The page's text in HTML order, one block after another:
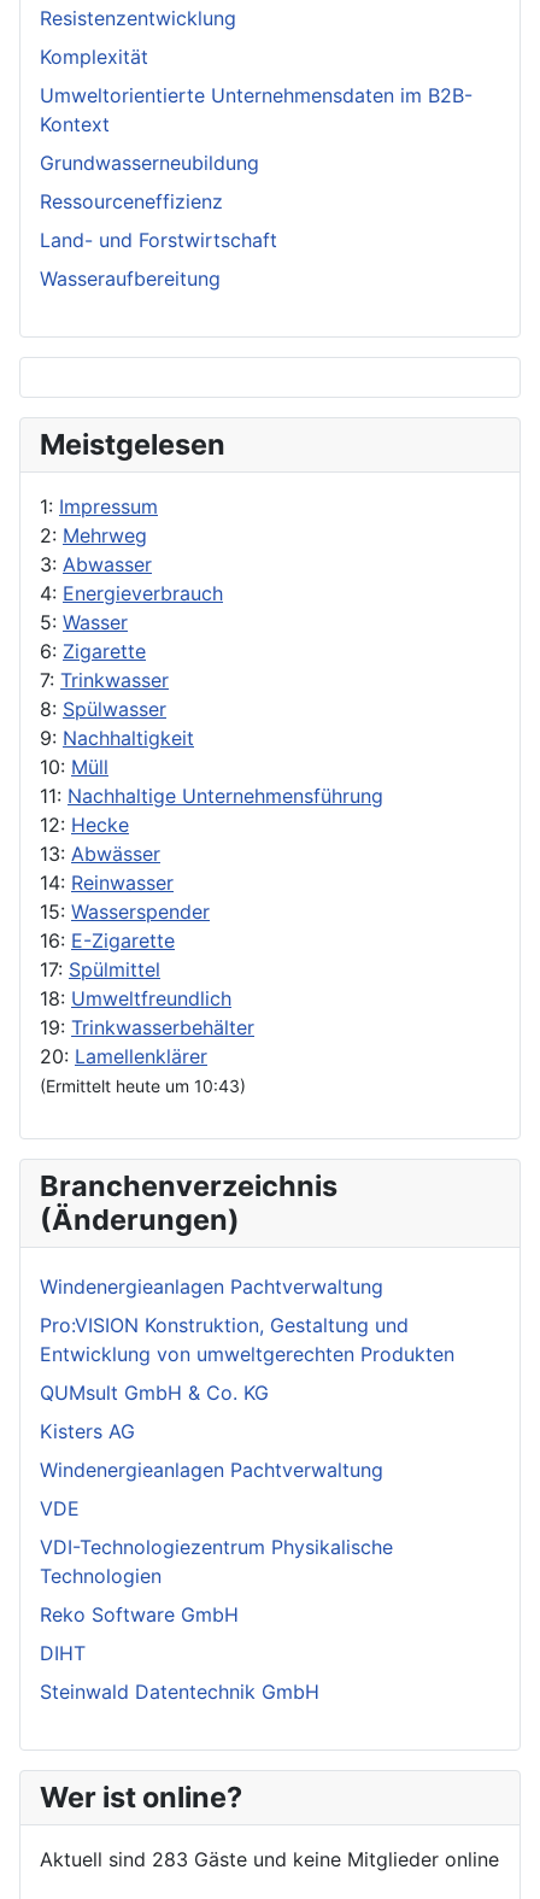
Resistenzentwicklung
Komplexität
Umweltorientierte Unternehmensdaten im B2B-
Kontext
Grundwasserneubildung
Ressourceneffizienz
Land- und Forstwirtschaft
Wasseraufbereitung
Meistgelesen
1: Impressum
2: Mehrweg
3: Abwasser
4: Energieverbrauch
5: Wasser
6: Zigarette
7: Trinkwasser
8: Spülwasser
9: Nachhaltigkeit
10: Müll
11: Nachhaltige Unternehmensführung
12: Hecke
13: Abwässer
14: Reinwasser
15: Wasserspender
16: E-Zigarette
17: Spülmittel
18: Umweltfreundlich
19: Trinkwasserbehälter
20: Lamellenklärer
(Ermittelt heute um 10:43)
Branchenverzeichnis
(Änderungen)
Windenergieanlagen Pachtverwaltung
Pro:VISION Konstruktion, Gestaltung und
Entwicklung von umweltgerechten Produkten
QUMsult GmbH & Co. KG
Kisters AG
Windenergieanlagen Pachtverwaltung
VDE
VDI-Technologiezentrum Physikalische
Technologien
Reko Software GmbH
DIHT
Steinwald Datentechnik GmbH
Wer ist online?
Aktuell sind 283 Gäste und keine Mitglieder online